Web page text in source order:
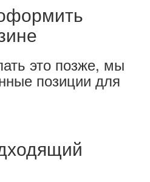
это позже, мы
позиции для